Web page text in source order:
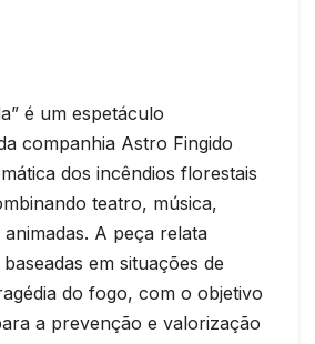
é um espetáculo
companhia Astro Fingido
dos incêndios florestais
teatro, música,
A peça relata
em situações de
do fogo, com o objetivo
a prevenção e valorização